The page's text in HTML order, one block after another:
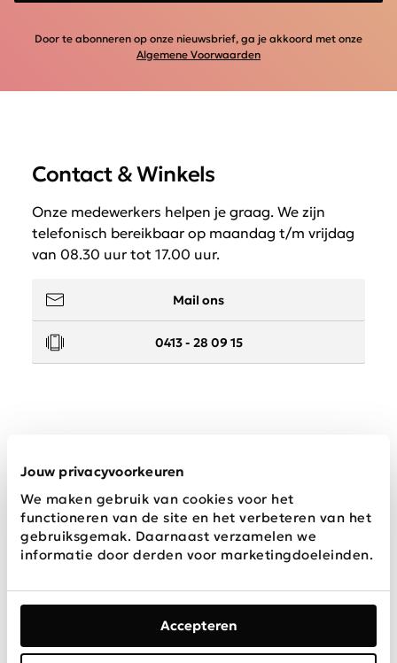
Jouw privacyvoorkeuren
We maken gebruik van cookies voor het
functioneren van de site en het verbeteren van het
gebruiksgemak. Daarnaast verzamelen we
informatie door derden voor marketingdoeleinden.
Accepteren
Door te abonneren op onze nieuwsbrief, ga je akkoord met onze
Algemene Voorwaarden
Contact & Winkels
Onze medewerkers helpen je graag. We zijn
telefonisch bereikbaar op maandag t/m vrijdag
van 08.30 uur tot 17.00 uur.
Mail ons
0413 - 28 09 15
Wij zijn Schijvens mode
Algemene Privacy & Disclaimer